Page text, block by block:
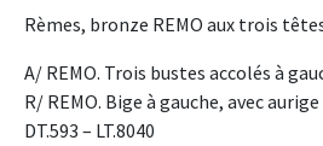
Rèmes, bronze REMO aux trois
A/ REMO. Trois bustes accolés à
R/ REMO. Bige à gauche, avec
DT.593 – LT.8040